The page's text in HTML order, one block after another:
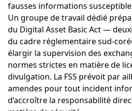
fausses informations
Un groupe de travail dédié
du Digital Asset Basic Act —
du cadre réglementaire sud-
élargir la supervision des
normes strictes en matière de
divulgation. La FSS prévoit par
amendes pour tout incident
d’accroître la responsabilité